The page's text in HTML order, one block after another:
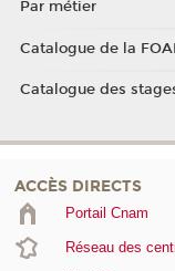
Par métier
Catalogue de la
Catalogue des
ACCÈS DIRECTS
Portail Cnam
Réseau des